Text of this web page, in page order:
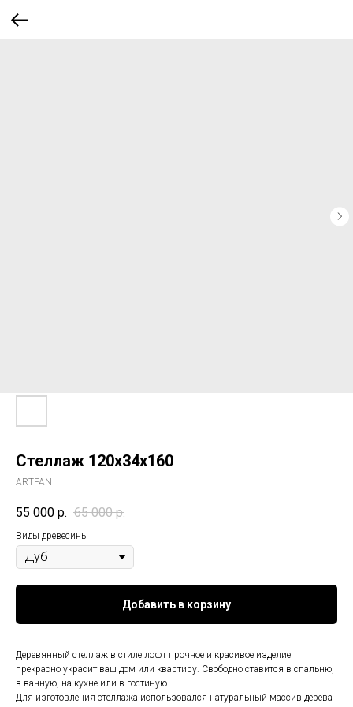
Стеллаж 120x34x160
ARTFAN
55 000 р. 65 000 р.
Виды древесины
Добавить в корзину
Деревянный стеллаж в стиле лофт прочное и красивое изделие
прекрасно украсит ваш дом или квартиру. Свободно ставится в спальню,
в ванную, на кухне или в гостиную.
Для изготовления стеллажа использовался натуральный массив дерева